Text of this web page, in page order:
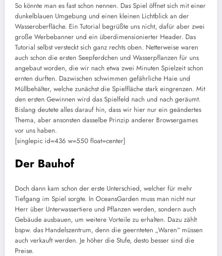
So könnte man es fast schon nennen. Das Spiel öffnet sich mit einer
dunkelblauen Umgebung und einen kleinen Lichtblick an der
Wasseroberfläche. Ein Tutorial begrüßte uns nicht, dafür aber zwei
große Werbebanner und ein überdimensionierter Header. Das
Tutorial selbst versteckt sich ganz rechts oben. Netterweise waren
auch schon die ersten Seepferdchen und Wasserpflanzen für uns
angebaut worden, die wir nach etwa zwei Minuten Spielzeit schon
ernten durften. Dazwischen schwimmen gefährliche Haie und
Müllbehälter, welche zunächst die Spielfläche stark eingrenzen. Mit
den ersten Gewinnen wird das Spielfeld nach und nach geräumt.
Bislang deutete alles darauf hin, dass wir hier nur ein geändertes
Thema, aber ansonsten dasselbe Prinzip anderer Browsergames
vor uns haben.
[singlepic id=436 w=550 float=center]
Der Bauhof
Doch dann kam schon der erste Unterschied, welcher für mehr
Tiefgang im Spiel sorgte. In OceansGarden muss man nicht nur
Herr über Unterwassertiere und Pflanzen werden, sondern auch
Gebäude ausbauen, um weitere Vorteile zu erhalten. Dazu zählt
bspw. das Handelszentrum, denn die geernteten „Waren“ müssen
auch verkauft werden. Je höher die Stufe, desto besser sind die
Preise.